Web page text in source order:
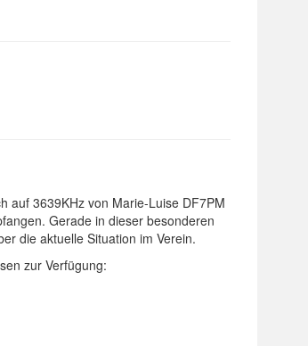
auf 3639KHz von Marie-Luise DF7PM
Gerade in dieser besonderen
die aktuelle Situation im Verein.
zur Verfügung: